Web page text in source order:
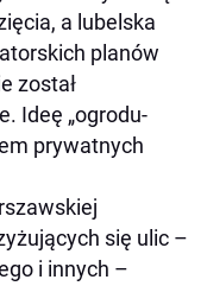
a lubelska
planów
został
Ideę „ogrodu-
prywatnych
się ulic –
i innych –